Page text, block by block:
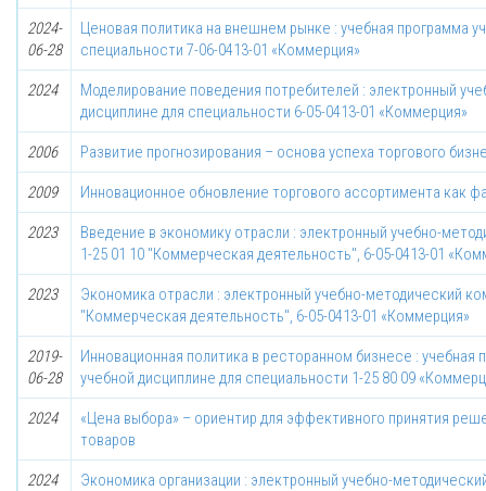
2024-
06-28
Ценовая политика на внешнем рынке : учебная программа
специальности 7-06-0413-01 «Коммерция»
2024
Моделирование поведения потребителей : электронный
дисциплине для специальности 6-05-0413-01 «Коммерция»
2006 Развитие прогнозирования – основа успеха торгового
2009 Инновационное обновление торгового ассортимента как
2023
Введение в экономику отрасли : электронный учебно-
1-25 01 10 "Коммерческая деятельность", 6-05-0413-01
2023
Экономика отрасли : электронный учебно-методический
"Коммерческая деятельность", 6-05-0413-01 «Коммерция»
2019-
06-28
Инновационная политика в ресторанном бизнесе :
учебной дисциплине для специальности 1-25 80 09
2024
«Цена выбора» – ориентир для эффективного принятия
товаров
2024
Экономика организации : электронный учебно-